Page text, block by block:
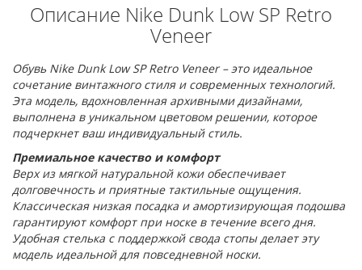
Описание Nike Dunk Low SP Retro
Veneer
Обувь Nike Dunk Low SP Retro Veneer – это идеальное
сочетание винтажного стиля и современных технологий.
Эта модель, вдохновленная архивными дизайнами,
выполнена в уникальном цветовом решении, которое
подчеркнет ваш индивидуальный стиль.
Премиальное качество и комфорт
Верх из мягкой натуральной кожи обеспечивает
долговечность и приятные тактильные ощущения.
Классическая низкая посадка и амортизирующая подошва
гарантируют комфорт при носке в течение всего дня.
Удобная стелька с поддержкой свода стопы делает эту
модель идеальной для повседневной носки.